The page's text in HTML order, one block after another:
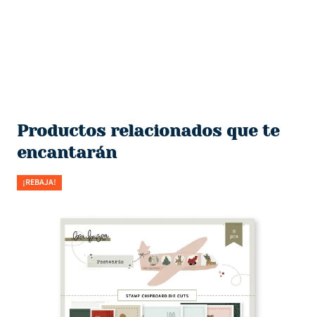
Productos relacionados que te
encantarán
¡REBAJA!